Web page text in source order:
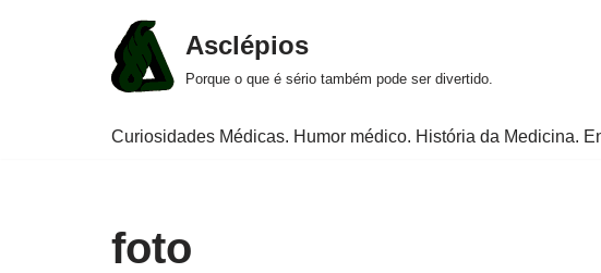
Asclépios
Porque o que é sério também pode ser divertido.
Curiosidades Médicas. Humor médico. História da Medicina.
foto